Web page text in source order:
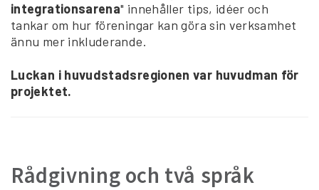
integrationsarena" innehåller tips, idéer och
tankar om hur föreningar kan göra sin verksamhet
ännu mer inkluderande.
Luckan i huvudstadsregionen var huvudman för
projektet.
Rådgivning och två språk